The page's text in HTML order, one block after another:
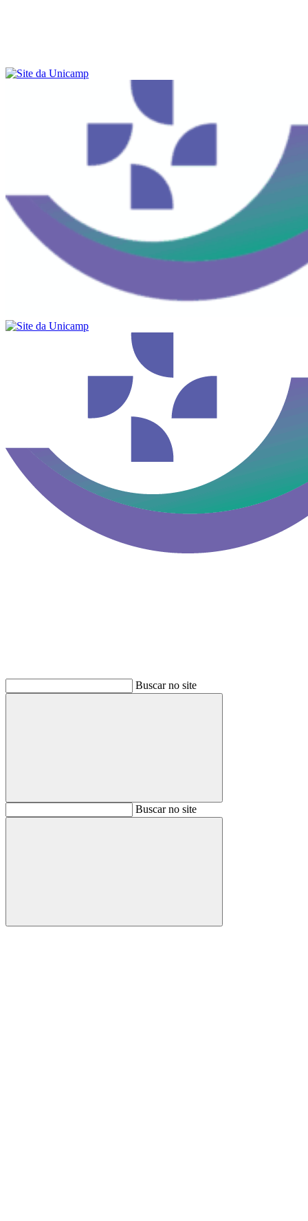
Buscar no site
BuscarBuscar no site
Buscar